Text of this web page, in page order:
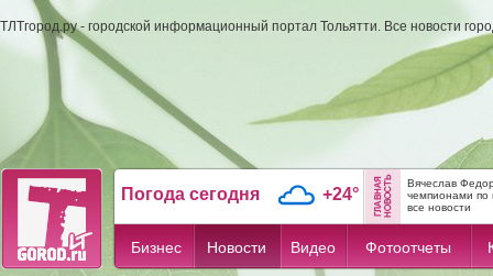
ТЛТгород.ру - городской информационный портал Тольятти. Все новости
Погода сегодня +24°
Вячеслав
чемпионами по
все новости
Бизнес Новости Видео Фотоотчеты